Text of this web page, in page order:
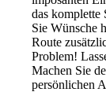
das komplette
Sie Wünsche
Route
Problem!
Machen Sie
persönlichen